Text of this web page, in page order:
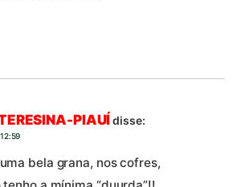
PIAUÍdisse:
bela grana, nos cofres,